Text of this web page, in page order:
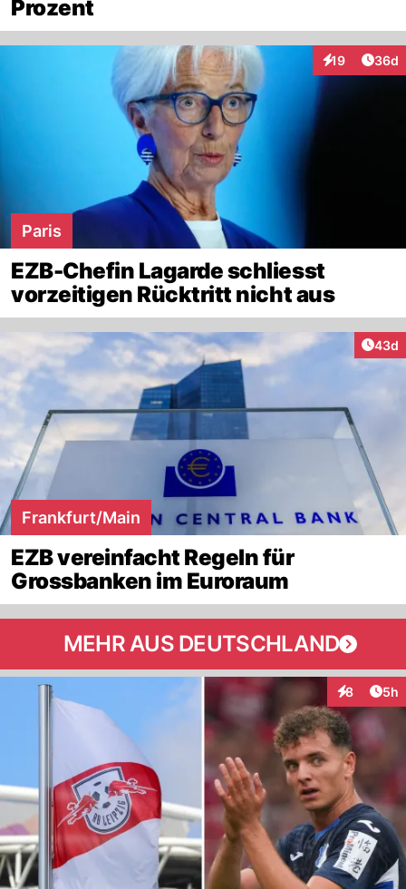
Prozent
19
Interaktionen
36d
Paris
EZB-Chefin Lagarde schliesst
vorzeitigen Rücktritt nicht aus
43d
Frankfurt/Main
EZB vereinfacht Regeln für
Grossbanken im Euroraum
MEHR AUS DEUTSCHLAND
8 5h